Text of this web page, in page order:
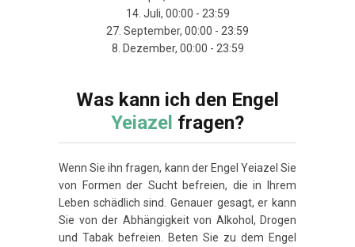
14. Juli, 00:00 - 23:59
27. September, 00:00 - 23:59
8. Dezember, 00:00 - 23:59
Was kann ich den Engel
Yeiazel fragen?
Wenn Sie ihn fragen, kann der Engel Yeiazel Sie
von Formen der Sucht befreien, die in Ihrem
Leben schädlich sind. Genauer gesagt, er kann
Sie von der Abhängigkeit von Alkohol, Drogen
und Tabak befreien. Beten Sie zu dem Engel